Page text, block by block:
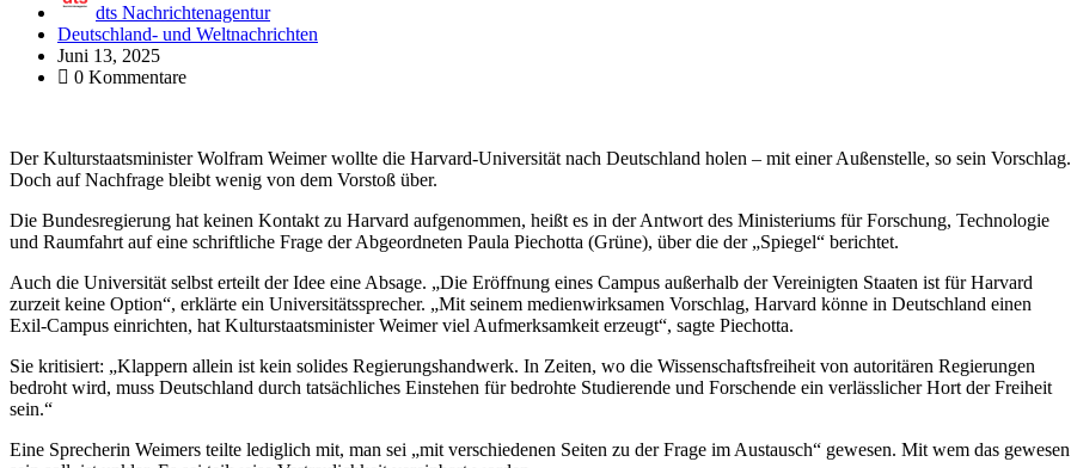
dts Nachrichtenagentur
Deutschland- und Weltnachrichten
Juni 13, 2025
0 Kommentare
Der Kulturstaatsminister Wolfram Weimer wollte die Harvard-Universität nach Deutschland holen – mit einer Außenstelle, so sein Vorschlag.
Doch auf Nachfrage bleibt wenig von dem Vorstoß über.
Die Bundesregierung hat keinen Kontakt zu Harvard aufgenommen, heißt es in der Antwort des Ministeriums für Forschung, Technologie
und Raumfahrt auf eine schriftliche Frage der Abgeordneten Paula Piechotta (Grüne), über die der „Spiegel“ berichtet.
Auch die Universität selbst erteilt der Idee eine Absage. „Die Eröffnung eines Campus außerhalb der Vereinigten Staaten ist für Harvard
zurzeit keine Option“, erklärte ein Universitätssprecher. „Mit seinem medienwirksamen Vorschlag, Harvard könne in Deutschland einen
Exil-Campus einrichten, hat Kulturstaatsminister Weimer viel Aufmerksamkeit erzeugt“, sagte Piechotta.
Sie kritisiert: „Klappern allein ist kein solides Regierungshandwerk. In Zeiten, wo die Wissenschaftsfreiheit von autoritären Regierungen
bedroht wird, muss Deutschland durch tatsächliches Einstehen für bedrohte Studierende und Forschende ein verlässlicher Hort der Freiheit
sein.“
Eine Sprecherin Weimers teilte lediglich mit, man sei „mit verschiedenen Seiten zu der Frage im Austausch“ gewesen. Mit wem das gewesen